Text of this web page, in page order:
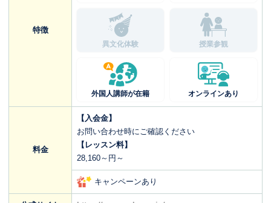
特徴
異文化体験 授業参観
外国人講師が在籍 オンラインあり
料金
【入会金】
お問い合わせ時にご確認ください
【レッスン料】
28,160～円～
キャンペーンあり